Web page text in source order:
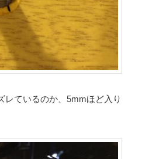
レているのか、5mmほど入り